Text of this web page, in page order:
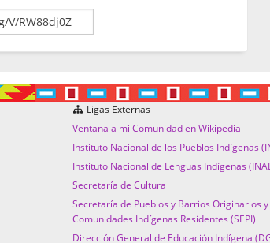
Ligas Externas
Ventana a mi Comunidad en Wikipedia
Instituto Nacional de los Pueblos Indígenas
Instituto Nacional de Lenguas Indígenas
Secretaría de Cultura
Secretaría de Pueblos y Barrios Originarios y
Comunidades Indígenas Residentes (SEPI)
Dirección General de Educación Indígena